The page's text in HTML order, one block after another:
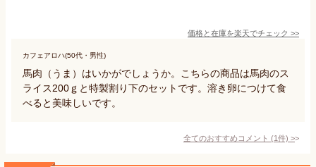
価格と在庫を楽天でチェック >>
カフェアロハ(50代・男性)
馬肉（うま）はいかがでしょうか。こちらの商品は馬肉のス
ライス200ｇと特製割り下のセットです。溶き卵につけて食
べると美味しいです。
全てのおすすめコメント (1件) >